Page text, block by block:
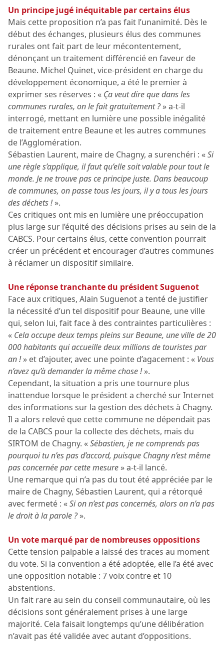
Un principe jugé inéquitable par certains élus
Mais cette proposition n’a pas fait l’unanimité. Dès le
début des échanges, plusieurs élus des communes
rurales ont fait part de leur mécontentement,
dénonçant un traitement différencié en faveur de
Beaune. Michel Quinet, vice-président en charge du
développement économique, a été le premier à
exprimer ses réserves : « Ça veut dire que dans les
communes rurales, on le fait gratuitement ?» a-t-il
interrogé, mettant en lumière une possible inégalité
de traitement entre Beaune et les autres communes
de l’Agglomération.
Sébastien Laurent, maire de Chagny, a surenchéri : «Si
une règle s’applique, il faut qu’elle soit valable pour tout le
monde. Je ne trouve pas ce principe juste. Dans beaucoup
de communes, on passe tous les jours, il y a tous les jours
des déchets !».
Ces critiques ont mis en lumière une préoccupation
plus large sur l’équité des décisions prises au sein de la
CABCS. Pour certains élus, cette convention pourrait
créer un précédent et encourager d’autres communes
à réclamer un dispositif similaire.
Une réponse tranchante du président Suguenot
Face aux critiques, Alain Suguenot a tenté de justifier
la nécessité d’un tel dispositif pour Beaune, une ville
qui, selon lui, fait face à des contraintes particulières :
« Cela occupe deux temps pleins sur Beaune, une ville de 20
000 habitants qui accueille deux millions de touristes par
an !» et d’ajouter, avec une pointe d’agacement : « Vous
n’avez qu’à demander la même chose !».
Cependant, la situation a pris une tournure plus
inattendue lorsque le président a cherché sur Internet
des informations sur la gestion des déchets à Chagny.
Il a alors relevé que cette commune ne dépendait pas
de la CABCS pour la collecte des déchets, mais du
SIRTOM de Chagny. «Sébastien, je ne comprends pas
pourquoi tu n’es pas d’accord, puisque Chagny n’est même
pas concernée par cette mesure » a-t-il lancé.
Une remarque qui n’a pas du tout été appréciée par le
maire de Chagny, Sébastien Laurent, qui a rétorqué
avec fermeté : «Si on n’est pas concernés, alors on n’a pas
le droit à la parole ?».
Un vote marqué par de nombreuses oppositions
Cette tension palpable a laissé des traces au moment
du vote. Si la convention a été adoptée, elle l’a été avec
une opposition notable : 7 voix contre et 10
abstentions.
Un fait rare au sein du conseil communautaire, où les
décisions sont généralement prises à une large
majorité. Cela faisait longtemps qu’une délibération
n’avait pas été validée avec autant d’oppositions.